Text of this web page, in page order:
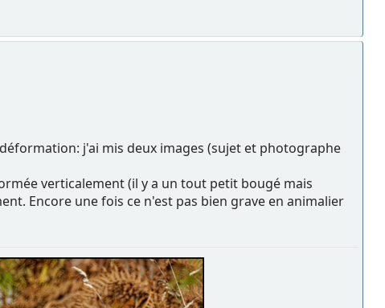
j'ai mis deux images (sujet et photographe
verticalement (il y a un tout petit bougé mais
Encore une fois ce n'est pas bien grave en animalier